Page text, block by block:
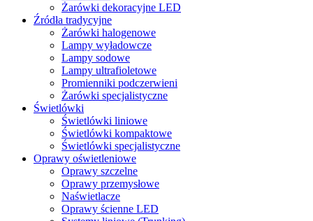
Żarówki dekoracyjne LED
Źródła tradycyjne
Żarówki halogenowe
Lampy wyładowcze
Lampy sodowe
Lampy ultrafioletowe
Promienniki podczerwieni
Żarówki specjalistyczne
Świetlówki
Świetlówki liniowe
Świetlówki kompaktowe
Świetlówki specjalistyczne
Oprawy oświetleniowe
Oprawy szczelne
Oprawy przemysłowe
Naświetlacze
Oprawy ścienne LED